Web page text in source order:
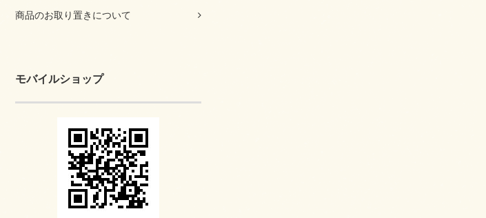
商品のお取り置きについて
モバイルショップ